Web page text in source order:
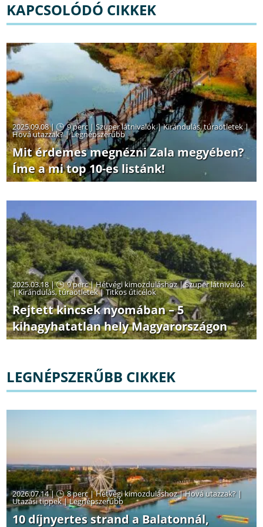
KAPCSOLÓDÓ CIKKEK
2025.09.08 | 9 perc|Szuper látnivalók|Kirándulás, túraötletek|
Hová utazzak?|Legnépszerűbb
Mit érdemes megnézni Zala megyében?
Íme a mi top 10-es listánk!
2025.03.18 | 9 perc|Hétvégi kimozduláshoz|Szuper látnivalók
|Kirándulás, túraötletek|Titkos úticélok
Rejtett kincsek nyomában – 5
kihagyhatatlan hely Magyarországon
LEGNÉPSZERŰBB CIKKEK
2026.07.14 | 8 perc|Hétvégi kimozduláshoz|Hová utazzak? |
Utazási tippek|Legnépszerűbb
10 díjnyertes strand a Balatonnál,